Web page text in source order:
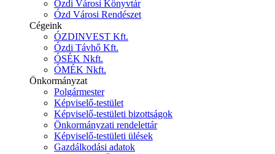
Ózdi Városi Könyvtár
Ózd Városi Rendészet
Cégeink
ÓZDINVEST Kft.
Ózdi Távhő Kft.
ÓSÉK Nkft.
ÓMÉK Nkft.
Önkormányzat
Polgármester
Képviselő-testület
Képviselő-testületi bizottságok
Önkormányzati rendelettár
Képviselő-testületi ülések
Gazdálkodási adatok